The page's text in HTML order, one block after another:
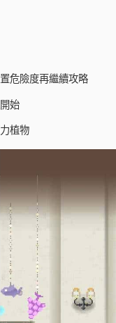
危險度再繼續攻略
始
植物